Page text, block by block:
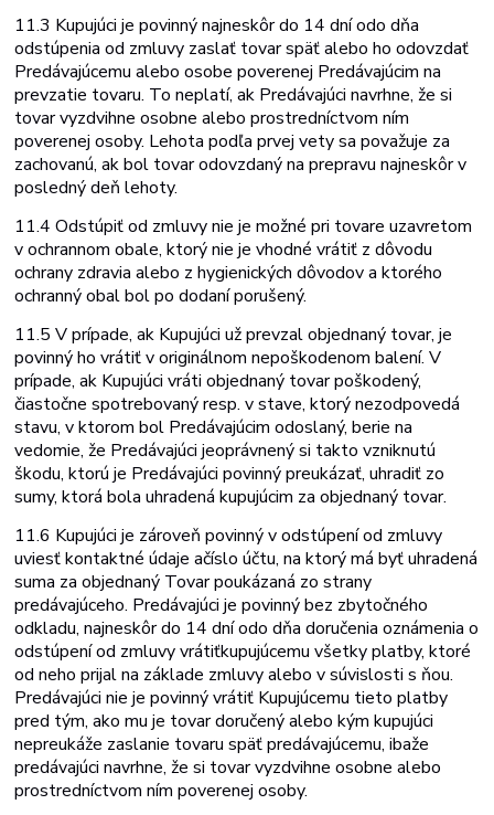
11.3 Kupujúci je povinný najneskôr do 14 dní odo dňa
odstúpenia od zmluvy zaslať tovar späť alebo ho odovzdať
Predávajúcemu alebo osobe poverenej Predávajúcim na
prevzatie tovaru. To neplatí, ak Predávajúci navrhne, že si
tovar vyzdvihne osobne alebo prostredníctvom ním
poverenej osoby. Lehota podľa prvej vety sa považuje za
zachovanú, ak bol tovar odovzdaný na prepravu najneskôr v
posledný deň lehoty.
11.4 Odstúpiť od zmluvy nie je možné pri tovare uzavretom
v ochrannom obale, ktorý nie je vhodné vrátiť z dôvodu
ochrany zdravia alebo z hygienických dôvodov a ktorého
ochranný obal bol po dodaní porušený.
11.5 V prípade, ak Kupujúci už prevzal objednaný tovar, je
povinný ho vrátiť v originálnom nepoškodenom balení. V
prípade, ak Kupujúci vráti objednaný tovar poškodený,
čiastočne spotrebovaný resp. v stave, ktorý nezodpovedá
stavu, v ktorom bol Predávajúcim odoslaný, berie na
vedomie, že Predávajúci jeoprávnený si takto vzniknutú
škodu, ktorú je Predávajúci povinný preukázať, uhradiť zo
sumy, ktorá bola uhradená kupujúcim za objednaný tovar.
11.6 Kupujúci je zároveň povinný v odstúpení od zmluvy
uviesť kontaktné údaje ačíslo účtu, na ktorý má byť uhradená
suma za objednaný Tovar poukázaná zo strany
predávajúceho. Predávajúci je povinný bez zbytočného
odkladu, najneskôr do 14 dní odo dňa doručenia oznámenia o
odstúpení od zmluvy vrátiťkupujúcemu všetky platby, ktoré
od neho prijal na základe zmluvy alebo v súvislosti s ňou.
Predávajúci nie je povinný vrátiť Kupujúcemu tieto platby
pred tým, ako mu je tovar doručený alebo kým kupujúci
nepreukáže zaslanie tovaru späť predávajúcemu, ibaže
predávajúci navrhne, že si tovar vyzdvihne osobne alebo
prostredníctvom ním poverenej osoby.